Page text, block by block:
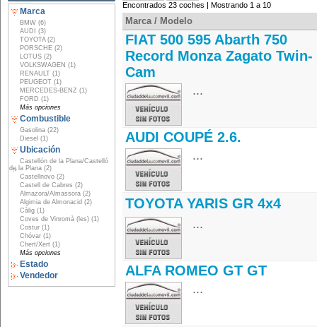
Marca
BMW (6)
AUDI (3)
TOYOTA (2)
PORSCHE (2)
LOTUS (2)
VOLKSWAGEN (1)
RENAULT (1)
PEUGEOT (1)
MERCEDES-BENZ (1)
FORD (1)
Más opciones
Combustible
Gasolina (22)
Diesel (1)
Ubicación
Castellón de la Plana/Castelló
de la Plana (2)
Castellnovo (2)
Castell de Cabres (2)
Almazora/Almassora (2)
Algimia de Almonacid (2)
Càlig (1)
Coves de Vinromà (les) (1)
Costur (1)
Chóvar (1)
Chert/Xert (1)
Más opciones
Estado
Vendedor
Encontrados 23 coches | Mostrando 1 a 10
Marca / Modelo
FIAT 500 595 Abarth 750
Record Monza Zagato Twin-
Cam
...
AUDI COUPÉ 2.6.
...
TOYOTA YARIS GR 4x4
...
ALFA ROMEO GT GT
...